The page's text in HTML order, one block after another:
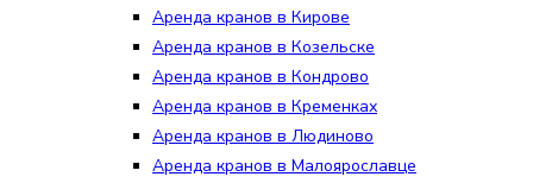
Аренда кранов в Кирове
Аренда кранов в Козельске
Аренда кранов в Кондрово
Аренда кранов в Кременках
Аренда кранов в Людиново
Аренда кранов в Малоярославце